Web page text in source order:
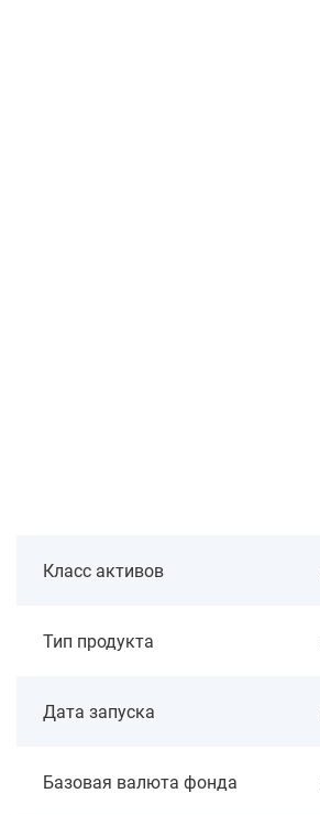
Класс активов
Тип продукта
Дата запуска
Базовая валюта фонда